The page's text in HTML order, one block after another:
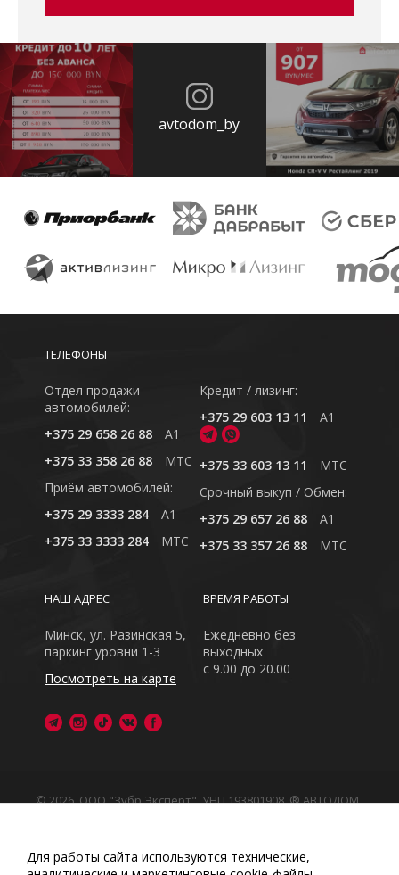
avtodom_by
ТЕЛЕФОНЫ
Отдел продажи
автомобилей:
+375 29 658 26 88
A1
+375 33 358 26 88
MTC
Приём автомобилей:
+375 29 3333 284
A1
+375 33 3333 284
MTC
Кредит / лизинг:
+375 29 603 13 11
A1
+375 33 603 13 11
MTC
Cрочный выкуп / Обмен:
+375 29 657 26 88
A1
+375 33 357 26 88
MTC
ВРЕМЯ РАБОТЫ
Ежедневно без
выходных
с 9.00 до 20.00
НАШ АДРЕС
Минск, ул. Разинская 5,
паркинг уровни 1-3
Посмотреть на карте
© 2026, ООО "Зубр Эксперт", УНП 193801908. ® АВТОДОМ
сайт носит исключительно информационный характер
Для работы сайта используются технические,